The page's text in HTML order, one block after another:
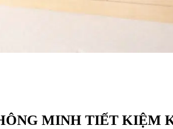
MINH TIẾT KIỆM